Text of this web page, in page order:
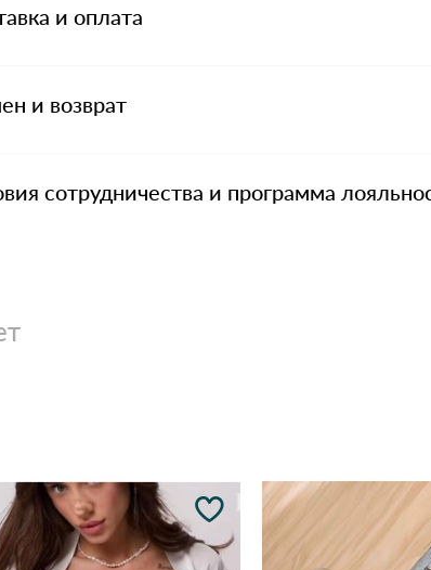
и оплата
и возврат
сотрудничества и программа